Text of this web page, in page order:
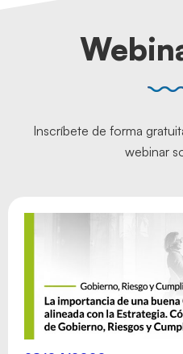
Inscríbete de forma
webinar